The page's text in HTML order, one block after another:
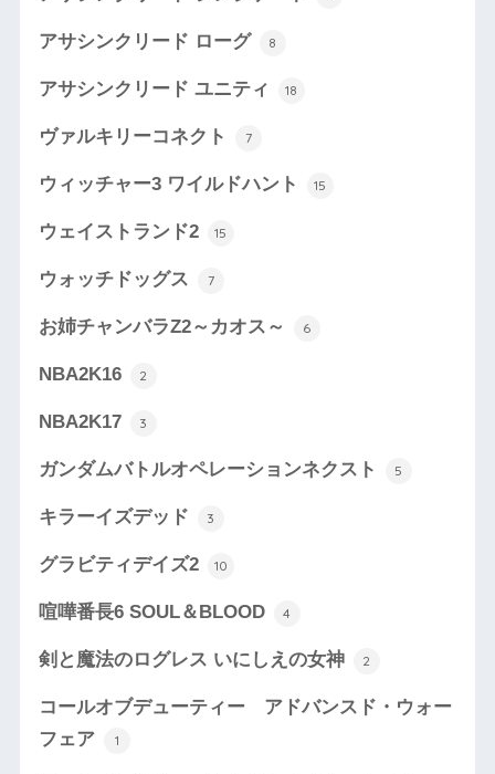
アサシンクリード ローグ 8
アサシンクリード ユニティ 18
ヴァルキリーコネクト 7
ウィッチャー3 ワイルドハント 15
ウェイストランド2 15
ウォッチドッグス 7
お姉チャンバラZ2～カオス～ 6
NBA2K16 2
NBA2K17 3
ガンダムバトルオペレーションネクスト 5
キラーイズデッド 3
グラビティデイズ2 10
喧嘩番長6 SOUL＆BLOOD 4
剣と魔法のログレス いにしえの女神 2
コールオブデューティー アドバンスド・ウォー
フェア
1